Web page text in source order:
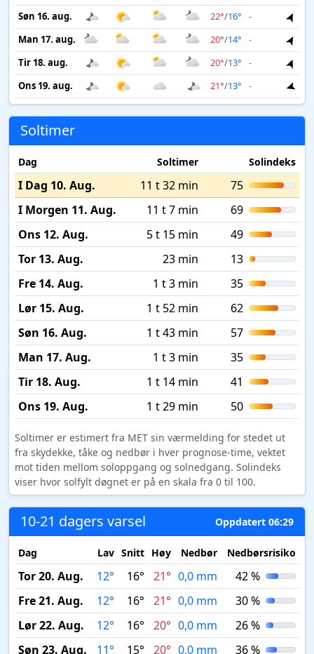
Søn 16. aug.
22°/16° -
Man 17. aug.
20°/14° -
Tir 18. aug.
20°/13° -
Ons 19. aug.
21°/13° -
Soltimer
Dag Soltimer Solindeks
I Dag 10. Aug. 11 t 32 min
75
I Morgen 11. Aug.
11 t 7 min
69
Ons 12. Aug.
5 t 15 min
49
Tor 13. Aug.
23 min
13
Fre 14. Aug.
1 t 3 min
35
Lør 15. Aug.
1 t 52 min
62
Søn 16. Aug.
1 t 43 min
57
Man 17. Aug.
1 t 3 min
35
Tir 18. Aug.
1 t 14 min
41
Ons 19. Aug.
1 t 29 min 50
Soltimer er estimert fra MET sin værmelding for stedet ut
fra skydekke, tåke og nedbør i hver prognose-time, vektet
mot tiden mellom soloppgang og solnedgang. Solindeks
viser hvor solfylt døgnet er på en skala fra 0 til 100.
10-21 dagers varsel Oppdatert 06:29
Dag Lav Snitt Høy Nedbør Nedbørsrisiko
Tor 20. Aug. 12° 16° 21° 0,0 mm
42 %
Fre 21. Aug.
12° 16° 21° 0,0 mm
30 %
Lør 22. Aug.
12° 16° 20° 0,0 mm
26 %
Søn 23. Aug.
11° 15° 20° 0,0 mm 36 %